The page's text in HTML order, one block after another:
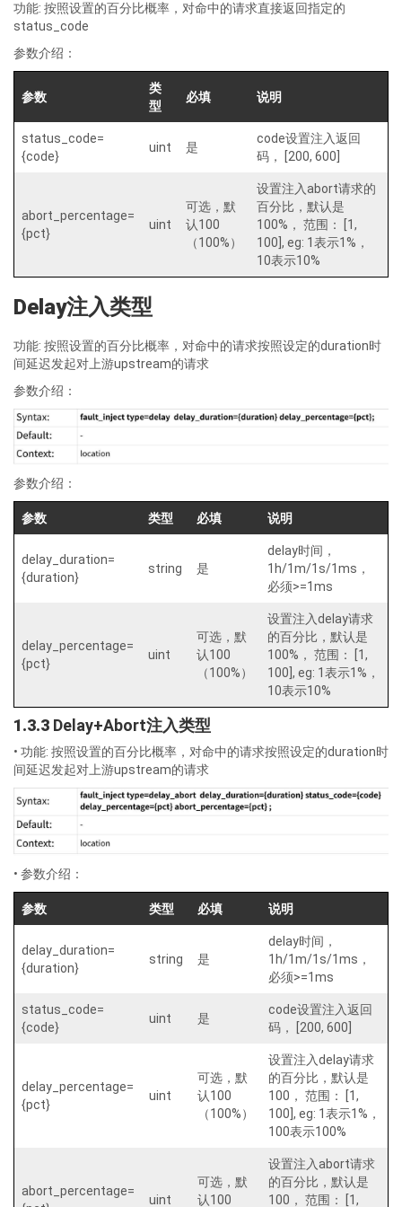
功能: 按照设置的百分比概率，对命中的请求直接返回指定的
status_code
参数介绍：
参数
类
型
必填 说明
status_code=
{code}
uint 是
code设置注入返回
码， [200, 600]
abort_percentage=
{pct}
uint
可选，默
认100
（100%）
设置注入abort请求的
百分比，默认是
100%， 范围： [1,
100], eg: 1表示1%，
10表示10%
Delay注入类型
功能: 按照设置的百分比概率，对命中的请求按照设定的duration时
间延迟发起对上游upstream的请求
参数介绍：
参数介绍：
参数 类型 必填 说明
delay_duration=
{duration}
string 是
delay时间，
1h/1m/1s/1ms，
必须>=1ms
delay_percentage=
{pct}
uint
可选，默
认100
（100%）
设置注入delay请求
的百分比，默认是
100%， 范围： [1,
100], eg: 1表示1%，
10表示10%
1.3.3 Delay+Abort注入类型
• 功能: 按照设置的百分比概率，对命中的请求按照设定的duration时
间延迟发起对上游upstream的请求
• 参数介绍：
参数 类型 必填 说明
delay_duration=
{duration}
string 是
delay时间，
1h/1m/1s/1ms，
必须>=1ms
status_code=
{code}
uint 是
code设置注入返回
码， [200, 600]
delay_percentage=
{pct}
uint
可选，默
认100
（100%）
设置注入delay请求
的百分比，默认是
100， 范围： [1,
100], eg: 1表示1%，
100表示100%
abort_percentage=
uint
可选，默
认100
设置注入abort请求
的百分比，默认是
100， 范围： [1,